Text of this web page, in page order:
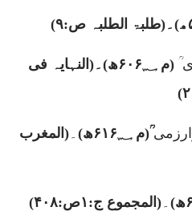
ھ)۔(طلبۃ الطلبہ ص:۹)
(م۶۰۶؁ھ)۔(النہایہ فی
ؒ(م۶۱۶؁ھ) ۔(المغرب
ھ) ۔(المجموع ج: ۱ص:۴۰۸)